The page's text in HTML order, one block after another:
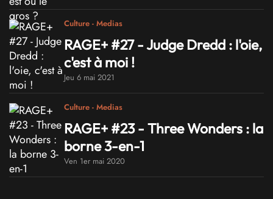
Culture - Medias
RAGE+ #27 - Judge Dredd : l'oie,
c'est à moi !
Jeu 6 mai 2021
Culture - Medias
RAGE+ #23 - Three Wonders : la
borne 3-en-1
Ven 1er mai 2020